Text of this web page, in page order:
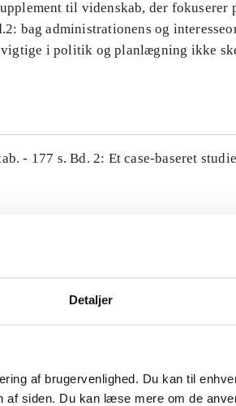
Detaljer
af brugervenlighed. Du kan til
siden. Du kan læse mere om de
til videnskab, der fokuserer
bag administrationens og
vigtige i politik og planlægning ikke
- 177 s. Bd. 2: Et case-baseret